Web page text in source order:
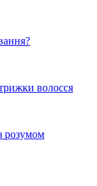
волосся
розумом